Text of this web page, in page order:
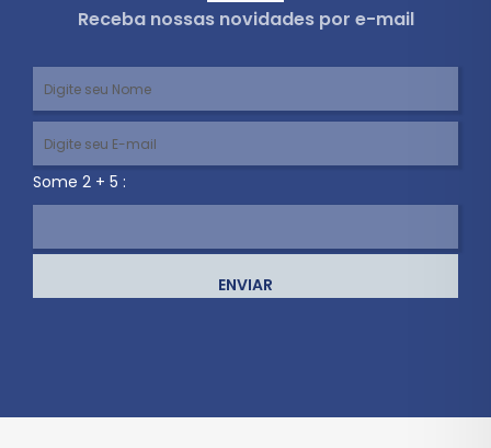
Receba nossas novidades por e-mail
Some 2 + 5 :
ENVIAR